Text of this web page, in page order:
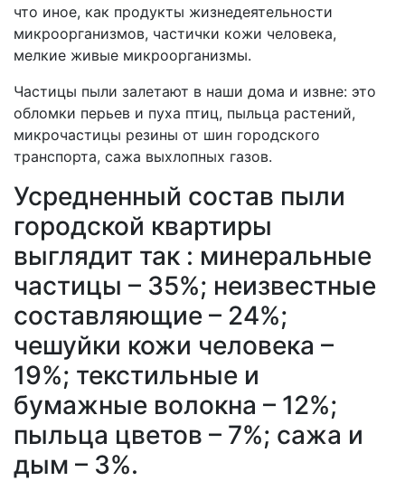
что иное, как продукты жизнедеятельности
микроорганизмов, частички кожи человека,
мелкие живые микроорганизмы.
Частицы пыли залетают в наши дома и извне: это
обломки перьев и пуха птиц, пыльца растений,
микрочастицы резины от шин городского
транспорта, сажа выхлопных газов.
Усредненный состав пыли
городской квартиры
выглядит так : минеральные
частицы – 35%; неизвестные
составляющие – 24%;
чешуйки кожи человека –
19%; текстильные и
бумажные волокна – 12%;
пыльца цветов – 7%; сажа и
дым – 3%.